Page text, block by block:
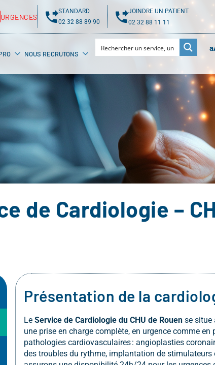
URGENCES
STANDARD
02 32 88 89 90
JOINDRE UN PATIENT
02 32 88 11 11
NOUS RECRUTONS
de Cardiologie –
Présentation de la
Le Service de Cardiologie du CHU de Rouen se situe
une prise en charge complète, en urgence comme
pathologies cardiovasculaires : angioplasties
des troubles du rythme, implantation de